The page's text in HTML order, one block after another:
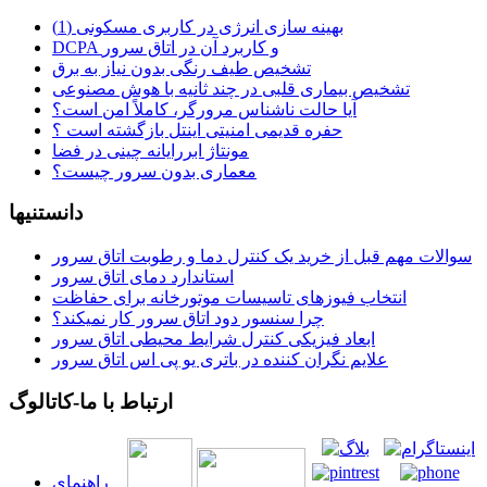
بهینه سازی انرژی در کاربری مسکونی (1)
DCPA و کاربرد آن در اتاق سرور
تشخیص طیف رنگی بدون نیاز به برق
تشخیص بیماری قلبی در چند ثانیه با هوش مصنوعی
آیا حالت ناشناس مرورگر، کاملاً امن است؟
حفره قدیمی امنیتی اینتل بازگشته است ؟
مونتاژ ابررایانه چینی در فضا
معماری بدون سرور چیست؟
دانستنیها
سوالات مهم قبل از خرید یک کنترل دما و رطوبت اتاق سرور
استاندارد دمای اتاق سرور
انتخاب فیوزهای تاسیسات موتورخانه برای حفاظت
چرا سنسور دود اتاق سرور کار نمیکند؟
ابعاد فیزیکی کنترل شرایط محیطی اتاق سرور
علایم نگران کننده در باتری یو پی اس اتاق سرور
ارتباط با ما-کاتالوگ
راهنمای